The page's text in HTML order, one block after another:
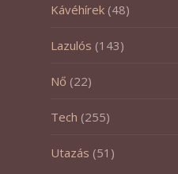
Kávéhírek (48)
Lazulós (143)
Nő (22)
Tech (255)
Utazás (51)